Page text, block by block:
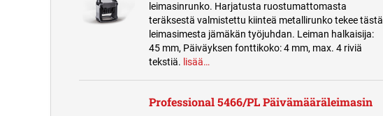
leimasinrunko. Harjatusta ruostumattomasta
teräksestä valmistettu kiinteä metallirunko tekee tästä
leimasimesta jämäkän työjuhdan. Leiman halkaisija:
45 mm, Päiväyksen fonttikoko: 4 mm, max. 4 riviä
tekstiä. lisää…
Professional 5466/PL Päivämääräleimasin